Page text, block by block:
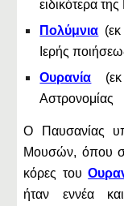
ειδικότερα
Πολύμνια
Ιερής
Ουρανία
Αστρονομίας
Ο Παυσανίας
Μουσών, όπου
κόρες του
ήταν εννέα